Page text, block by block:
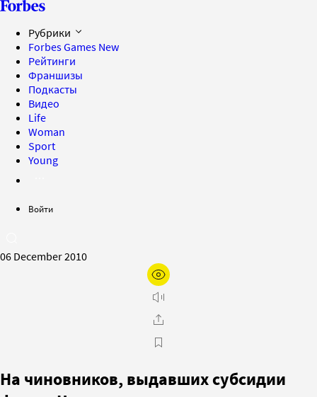
Рубрики
Forbes Games New
Рейтинги
Франшизы
Подкасты
Видео
Life
Woman
Sport
Young
Войти
06 December 2010
На чиновников, выдавших субсидии